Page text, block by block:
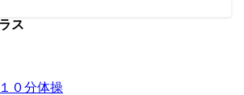
ス
０分体操